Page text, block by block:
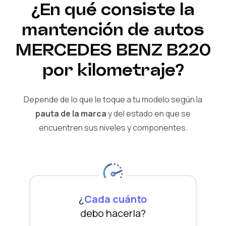
¿En qué consiste la
mantención de autos
MERCEDES BENZ B220
por kilometraje?
Depende de lo que le toque a tu modelo según la
pauta de la marcay delestado en que se
encuentren sus niveles y componentes.
¿Cada cuánto
debo hacerla?